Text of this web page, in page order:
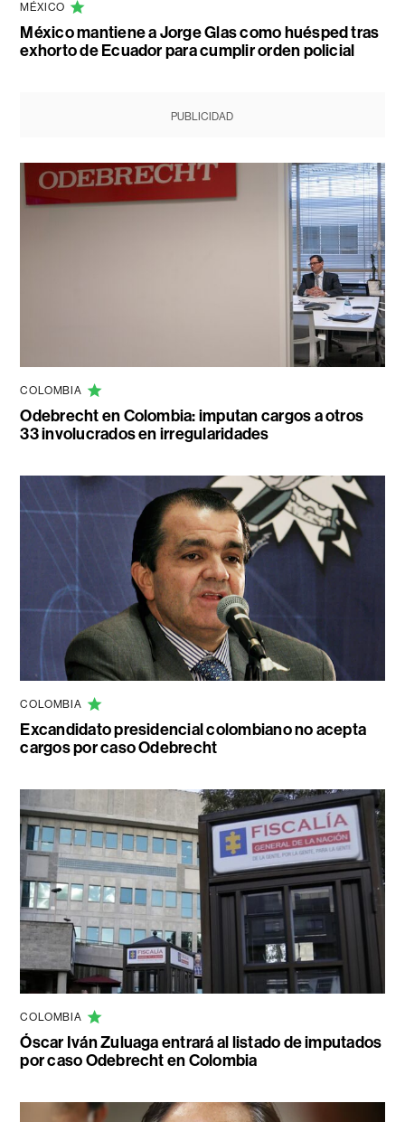
MÉXICO
México mantiene a Jorge Glas como huésped tras
exhorto de Ecuador para cumplir orden policial
PUBLICIDAD
COLOMBIA
Odebrecht en Colombia: imputan cargos a otros
33 involucrados en irregularidades
COLOMBIA
Excandidato presidencial colombiano no acepta
cargos por caso Odebrecht
COLOMBIA
Óscar Iván Zuluaga entrará al listado de imputados
por caso Odebrecht en Colombia